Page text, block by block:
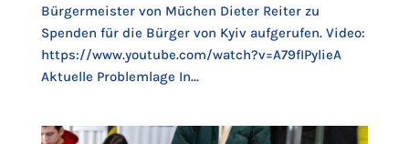
Bürgermeister von Müchen Dieter Reiter zu
Spenden für die Bürger von Kyiv aufgerufen. Video:
https://www.youtube.com/watch?v=A79fIPylieA
Aktuelle Problemlage In...